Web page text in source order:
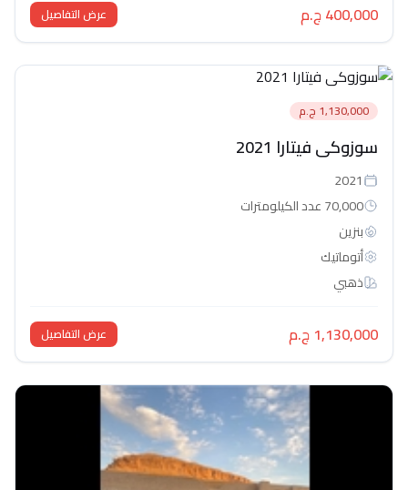
400,000 ج.م عرض التفاصيل
1,130,000 ج.م
سوزوكى فيتارا 2021
2021
70,000 عدد الكيلومترات
بنزين
أتوماتيك‎
ذهبي
1,130,000 ج.م عرض التفاصيل